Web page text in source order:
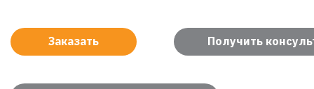
Заказать Получить